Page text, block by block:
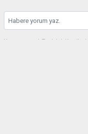
Yorum yazarak Topluluk